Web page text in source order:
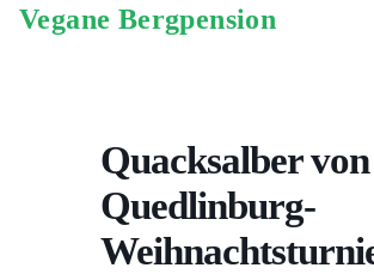
Vegane Bergpension
Quacksalber von
Quedlinburg-